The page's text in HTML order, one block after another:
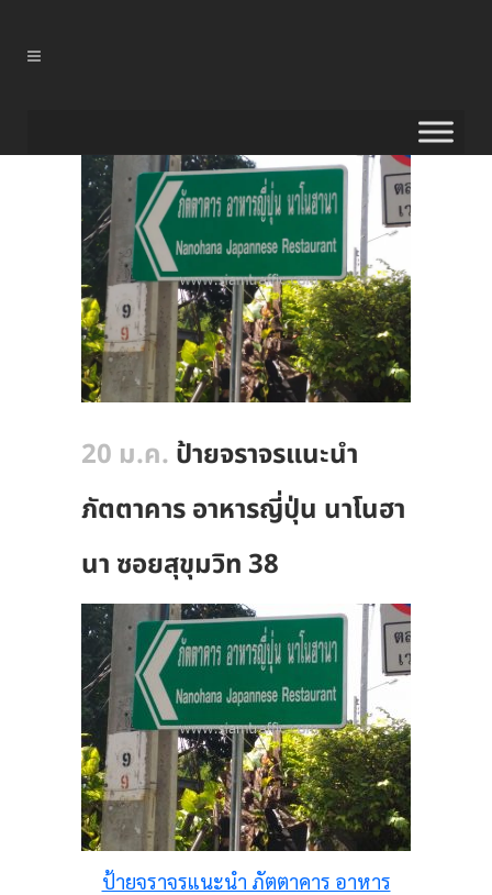
20 ม.ค. ป้ายจราจรแนะนำ
ภัตตาคาร อาหารญี่ปุ่น นาโนฮา
นา ซอยสุขุมวิท 38
ป้ายจราจรแนะนำ ภัตตาคาร อาหาร